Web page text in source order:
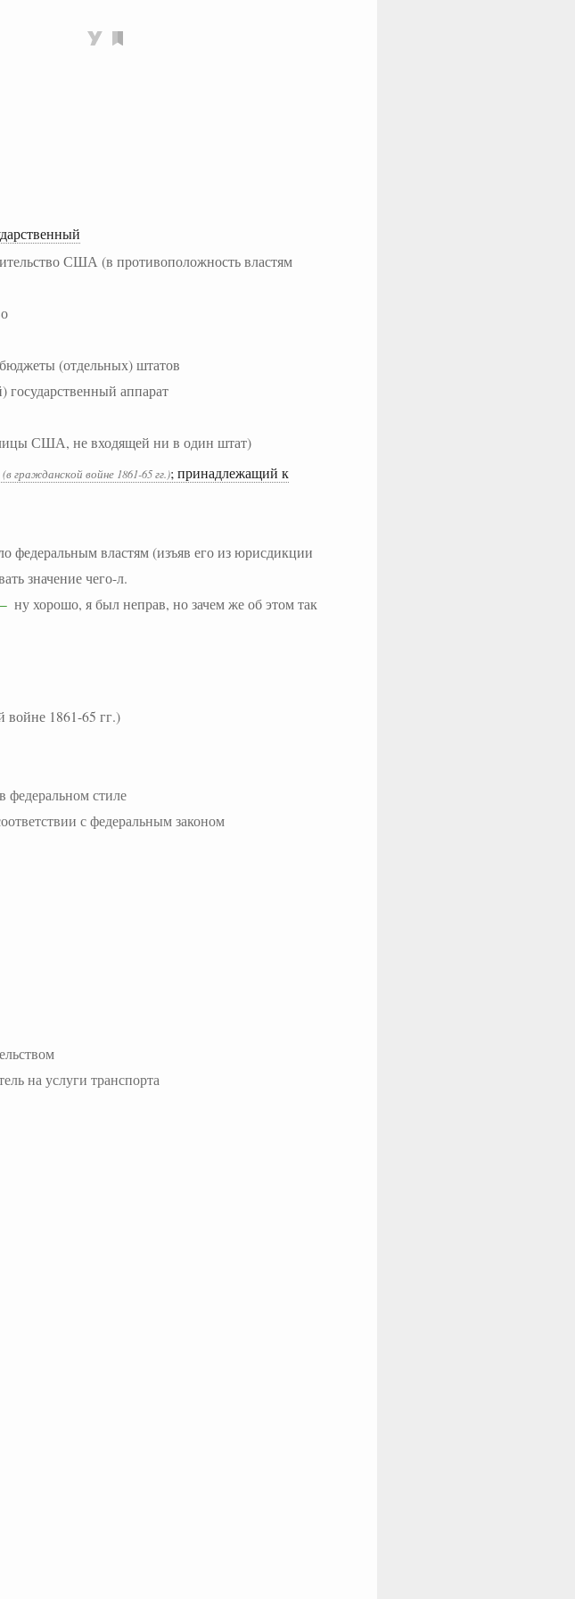
США (в противоположность властям
(отдельных) штатов
государственный аппарат
США, не входящей ни в один штат)
(в гражданской войне 1861-65 гг.); принадлежащий к
федеральным властям (изъяв его из юрисдикции
значение чего-л.
ну хорошо, я был неправ, но зачем же об этом так
войне 1861-65 гг.)
федеральном стиле
с федеральным законом
на услуги транспорта